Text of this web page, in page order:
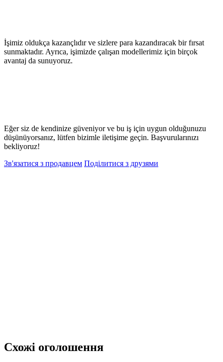
İşimiz oldukça kazançlıdır ve sizlere para kazandıracak bir fırsat
sunmaktadır. Ayrıca, işimizde çalışan modellerimiz için birçok
avantaj da sunuyoruz.
Eğer siz de kendinize güveniyor ve bu iş için uygun olduğunuzu
düşünüyorsanız, lütfen bizimle iletişime geçin. Başvurularınızı
bekliyoruz!
Зв'язатися з продавцем Поділитися з друзями
Схожі оголошення